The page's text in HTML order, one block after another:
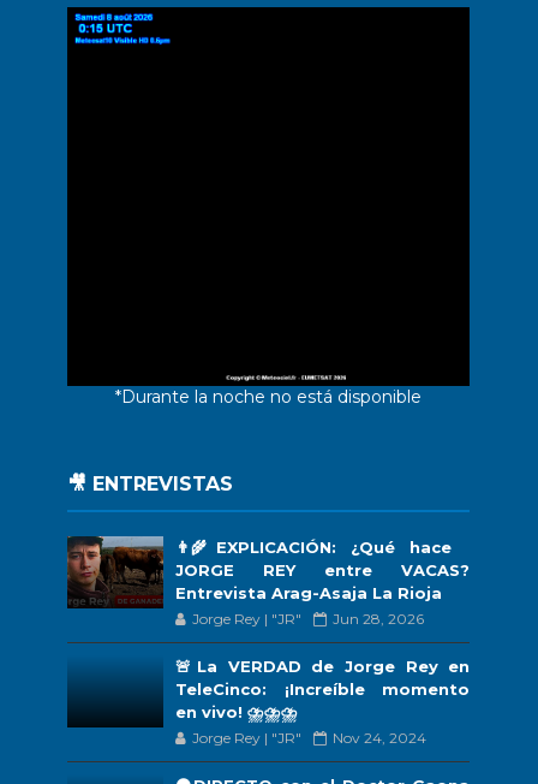
*Durante la noche no está disponible
🎥 ENTREVISTAS
👨‍🌾EXPLICACIÓN: ¿Qué hace
JORGE REY entre VACAS?
Entrevista Arag-Asaja La Rioja
Jorge Rey | "JR" Jun 28, 2026
🚨La VERDAD de Jorge Rey en
TeleCinco: ¡Increíble momento
en vivo! ⛈️⛈️⛈️
Jorge Rey | "JR" Nov 24, 2024